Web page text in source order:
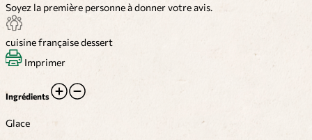
Soyez la première personne à donner votre avis.
cuisine françaisedessert
Imprimer
Ingrédients
Glace